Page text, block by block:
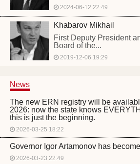
2024-06-12 22:49
Khabarov Mikhail
First Deputy President
Board of the...
2019-12-06 19:29
News
The new ERN registry will be
2026: now the state knows
this is just the beginning.
2026-03-25 18:22
Governor Igor Artamonov has
2026-03-23 22:49